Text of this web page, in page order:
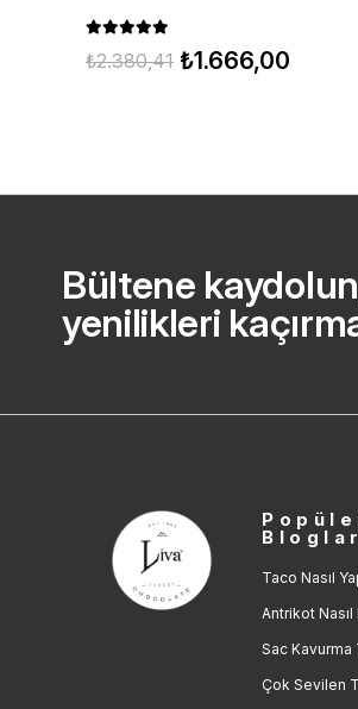
₺1.666,00
₺2.380,41
Bültene
yenilikleri
Bloglar
Taco Nasıl
Antrikot Nasıl
Sac Kavurma
Çok Sevilen